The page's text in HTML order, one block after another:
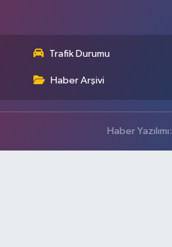
Trafik Durumu
Haber Arşivi
Haber Yazılımı: